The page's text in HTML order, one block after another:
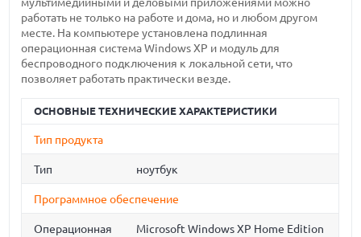
работать не только на работе и дома, но и любом другом
месте. На компьютере установлена подлинная
операционная система Windows XP и модуль для
беспроводного подключения к локальной сети, что
позволяет работать практически везде.
ОСНОВНЫЕ ТЕХНИЧЕСКИЕ ХАРАКТЕРИСТИКИ
Тип продукта
Тип ноутбук
Программное обеспечение
Операционная
Microsoft Windows XP Home Edition